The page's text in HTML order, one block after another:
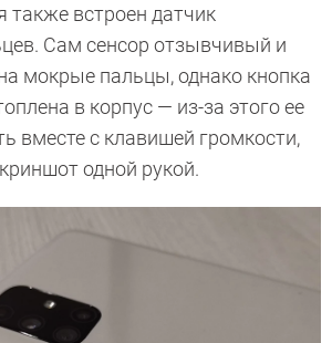
также встроен датчик
Сам сенсор отзывчивый и
мокрые пальцы, однако кнопка
в корпус — из-за этого ее
вместе с клавишей громкости,
одной рукой.